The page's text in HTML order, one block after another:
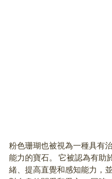
粉色珊瑚也被視為一種具有
能力的寶石。 它被認為有助
緒、提高直覺和感知能力，